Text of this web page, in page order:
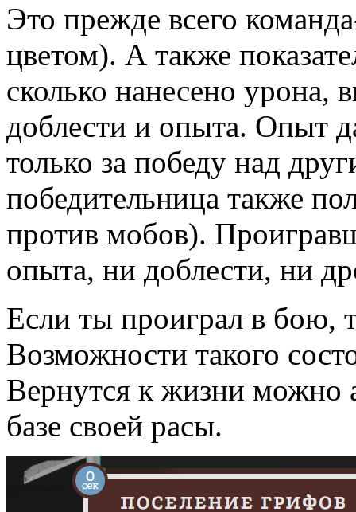
Это прежде всего
цветом). А также
сколько нанесено урона,
доблести и опыта. Опыт
только за победу над
победительница также
против мобов).
опыта, ни доблести, ни
Если ты проиграл в бою,
Возможности такого
Вернутся к жизни можно
базе своей расы.